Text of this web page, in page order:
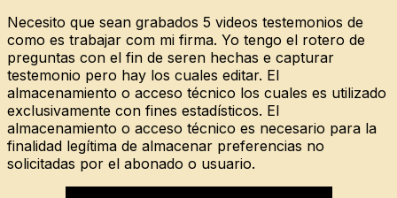
Necesito que sean grabados 5 videos testemonios de
como es trabajar com mi firma. Yo tengo el rotero de
preguntas con el fin de seren hechas e capturar
testemonio pero hay los cuales editar. El
almacenamiento o acceso técnico los cuales es utilizado
exclusivamente con fines estadísticos. El
almacenamiento o acceso técnico es necesario para la
finalidad legítima de almacenar preferencias no
solicitadas por el abonado o usuario.